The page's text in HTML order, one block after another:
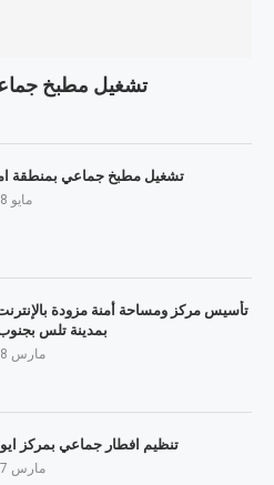
تشغيل مطبخ
تشغيل مطبخ جماعي بمنطقة
مايو 18, 2026
تأسيس مركز ومساحة أمنة مزودة
بمدينة تلس بجنوب
مارس 18, 2026
تنظيم افطار جماعي بمركز
مارس 17, 2026